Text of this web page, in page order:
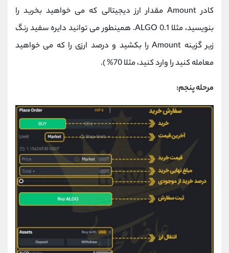
کادر Amount مقدار ارز دیجیتالی که می خواهید بخرید را
بنویسید، مثلا 0.1 ALGO. همینطور می توانید دایره سفید رنگ
زیر گزینه Amount را بکشید و درصد ارزی را که می خواهید
معامله کنید را وارد کنید، مثلا 70% ).
مرحله پنجم: